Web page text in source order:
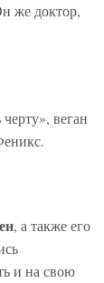
же доктор,
веган
, а также его
и на свою